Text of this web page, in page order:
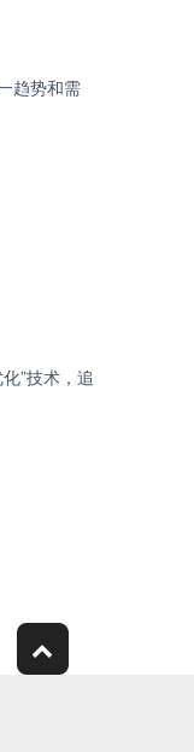
趋势和需
”技术，追